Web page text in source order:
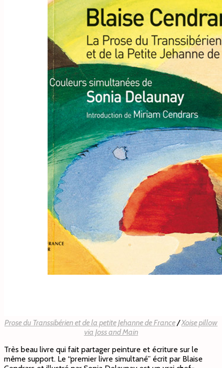
Prose du Transsibérien et de la petite Jehanne de France/Xoise pillow
via Joss and Main
Très beau livre qui fait partager peinture et écriture sur le
même support. Le “premier livre simultané” écrit par Blaise